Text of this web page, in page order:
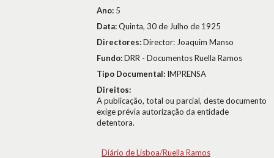
Ano: 5
Data:Quinta, 30 de Julho de 1925
Directores:Director: Joaquim Manso
Fundo:DRR - Documentos Ruella Ramos
Tipo Documental: IMPRENSA
Direitos:
A publicação, total ou parcial, deste documento
exige prévia autorização da entidade
detentora.
Diário de Lisboa/Ruella Ramos